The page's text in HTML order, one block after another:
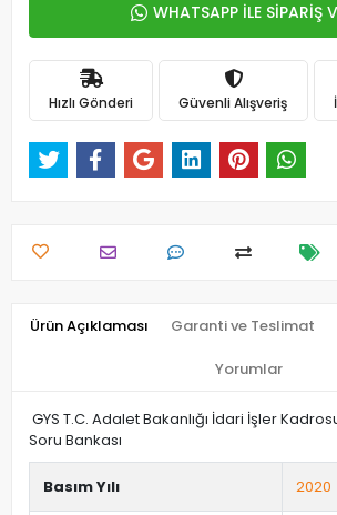
WHATSAPP İLE SİPARİŞ
Hızlı Gönderi Güvenli Alışveriş
Ürün Açıklaması Garanti ve Teslimat
Yorumlar
GYS T.C. Adalet Bakanlığı İdari İşler
Soru Bankası
Basım Yılı 2020